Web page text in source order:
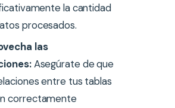
la cantidad
procesados.
las
Asegúrate de que
entre tus tablas
correctamente